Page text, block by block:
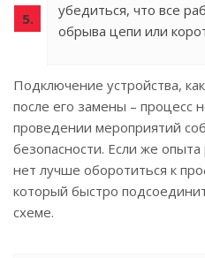
убедиться, что все
обрыва цепи или
Подключение устройства,
после его замены – процесс
проведении мероприятий
безопасности. Если же
нет лучше оборотиться к
который быстро
схеме.